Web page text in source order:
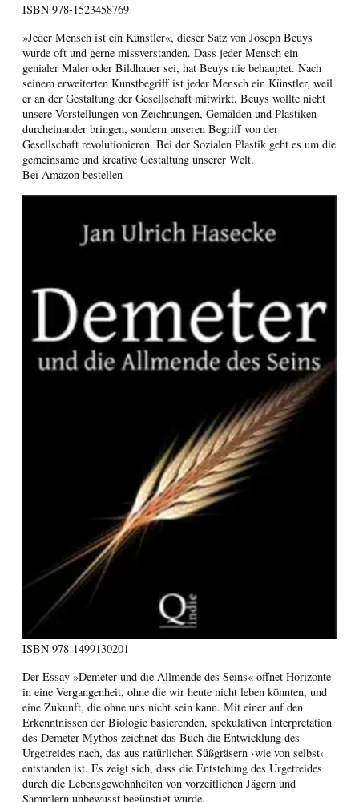
ISBN 978-1523458769
»Jeder Mensch ist ein Künstler«, dieser Satz von Joseph Beuys
wurde oft und gerne missverstanden. Dass jeder Mensch ein
genialer Maler oder Bildhauer sei, hat Beuys nie behauptet. Nach
seinem erweiterten Kunstbegriff ist jeder Mensch ein Künstler, weil
er an der Gestaltung der Gesellschaft mitwirkt. Beuys wollte nicht
unsere Vorstellungen von Zeichnungen, Gemälden und Plastiken
durcheinander bringen, sondern unseren Begriff von der
Gesellschaft revolutionieren. Bei der Sozialen Plastik geht es um die
gemeinsame und kreative Gestaltung unserer Welt.
Bei Amazon bestellen
ISBN 978-1499130201
Der Essay »Demeter und die Allmende des Seins« öffnet Horizonte
in eine Vergangenheit, ohne die wir heute nicht leben könnten, und
eine Zukunft, die ohne uns nicht sein kann. Mit einer auf den
Erkenntnissen der Biologie basierenden, spekulativen Interpretation
des Demeter-Mythos zeichnet das Buch die Entwicklung des
Urgetreides nach, das aus natürlichen Süßgräsern ›wie von selbst‹
entstanden ist. Es zeigt sich, dass die Entstehung des Urgetreides
durch die Lebensgewohnheiten von vorzeitlichen Jägern und
Sammlern unbewusst begünstigt wurde.